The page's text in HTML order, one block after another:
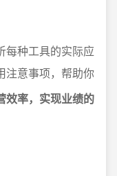
每种工具的实际应
注意事项，帮助你
效率，实现业绩的